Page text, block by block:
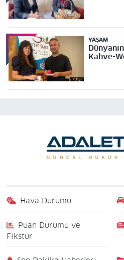
YAŞAM
Kahve-
Hava Durumu
Puan Durumu ve
Fikstür